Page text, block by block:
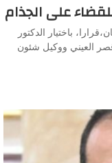
على الجذام
باختيار الدكتور
العيني ووكيل شئون